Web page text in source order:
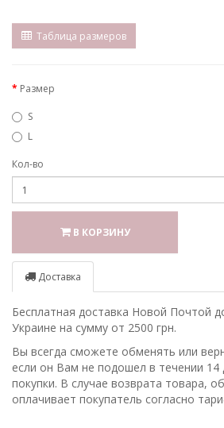
Таблица размеров
Размер
S
L
Кол-во
В КОРЗИНУ
Доставка
Бесплатная доставка Новой Почтой
Украине на сумму от 2500 грн.
Вы всегда сможете обменять или
если он Вам не подошел в течении 14
покупки. В случае возврата товара,
оплачивает покупатель согласно